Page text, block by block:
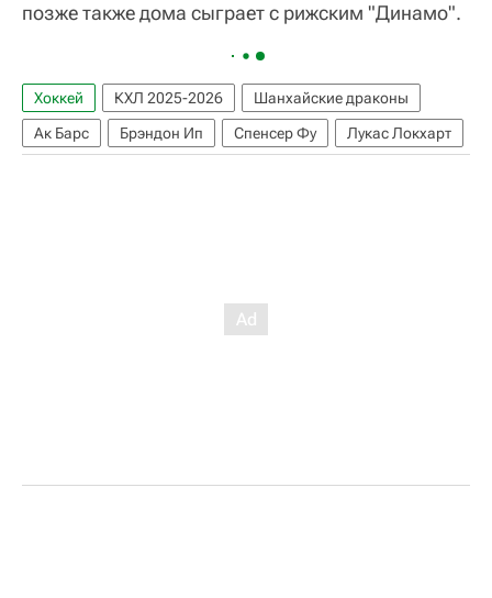
позже также дома сыграет с рижским "Динамо".
Хоккей КХЛ 2025-2026
Шанхайские драконы
Ак Барс
Брэндон Ип Спенсер Фу Лукас Локхарт